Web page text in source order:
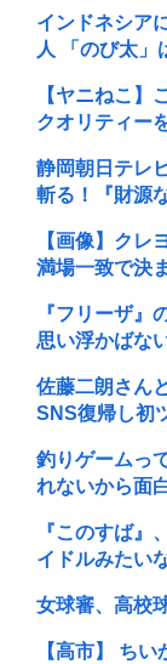
インドネシア
人 「のび太」
【ヤニねこ】
クオリティー
静岡朝日テレ
斬る！『財源
【画像】クレ
満場一致で決
『フリーザ』
思い浮かばな
佐藤二朗さん
SNS復帰し初
釣りゲームっ
れないから面
『このすば』
イドルみたい
女球審、高校
【高市】 ち